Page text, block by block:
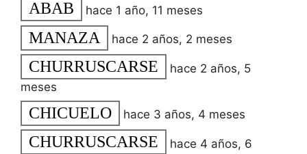
ABAB hace 1 año, 11 meses
MANAZA hace 2 años, 2 meses
CHURRUSCARSE
hace 2 años, 5
meses
CHICUELO hace 3 años, 4 meses
CHURRUSCARSE
hace 4 años, 6